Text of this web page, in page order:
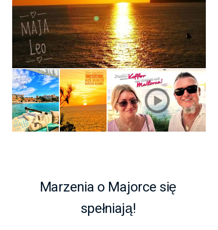
Marzenia o Majorce się
spełniają!